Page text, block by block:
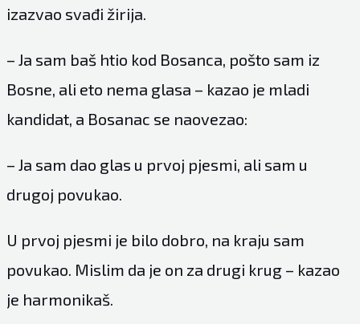
izazvao svađi žirija.
– Ja sam baš htio kod Bosanca, pošto sam iz
Bosne, ali eto nema glasa – kazao je mladi
kandidat, a Bosanac se naovezao:
– Ja sam dao glas u prvoj pjesmi, ali sam u
drugoj povukao.
U prvoj pjesmi je bilo dobro, na kraju sam
povukao. Mislim da je on za drugi krug – kazao
je harmonikaš.